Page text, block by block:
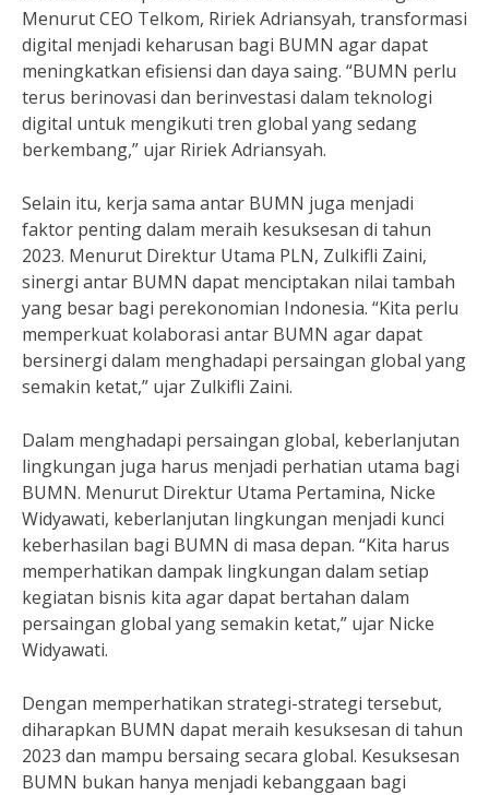
Menurut CEO Telkom, Ririek Adriansyah, transformasi
digital menjadi keharusan bagi BUMN agar dapat
meningkatkan efisiensi dan daya saing. “BUMN perlu
terus berinovasi dan berinvestasi dalam teknologi
digital untuk mengikuti tren global yang sedang
berkembang,” ujar Ririek Adriansyah.
Selain itu, kerja sama antar BUMN juga menjadi
faktor penting dalam meraih kesuksesan di tahun
2023. Menurut Direktur Utama PLN, Zulkifli Zaini,
sinergi antar BUMN dapat menciptakan nilai tambah
yang besar bagi perekonomian Indonesia. “Kita perlu
memperkuat kolaborasi antar BUMN agar dapat
bersinergi dalam menghadapi persaingan global yang
semakin ketat,” ujar Zulkifli Zaini.
Dalam menghadapi persaingan global, keberlanjutan
lingkungan juga harus menjadi perhatian utama bagi
BUMN. Menurut Direktur Utama Pertamina, Nicke
Widyawati, keberlanjutan lingkungan menjadi kunci
keberhasilan bagi BUMN di masa depan. “Kita harus
memperhatikan dampak lingkungan dalam setiap
kegiatan bisnis kita agar dapat bertahan dalam
persaingan global yang semakin ketat,” ujar Nicke
Widyawati.
Dengan memperhatikan strategi-strategi tersebut,
diharapkan BUMN dapat meraih kesuksesan di tahun
2023 dan mampu bersaing secara global. Kesuksesan
BUMN bukan hanya menjadi kebanggaan bagi